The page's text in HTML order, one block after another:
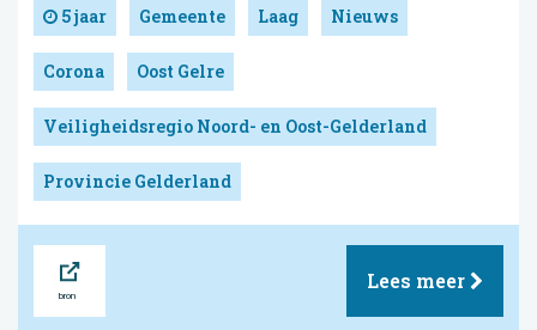
5 jaar Gemeente Laag Nieuws
Corona Oost Gelre
Veiligheidsregio Noord- en Oost-Gelderland
Provincie Gelderland
Lees meer